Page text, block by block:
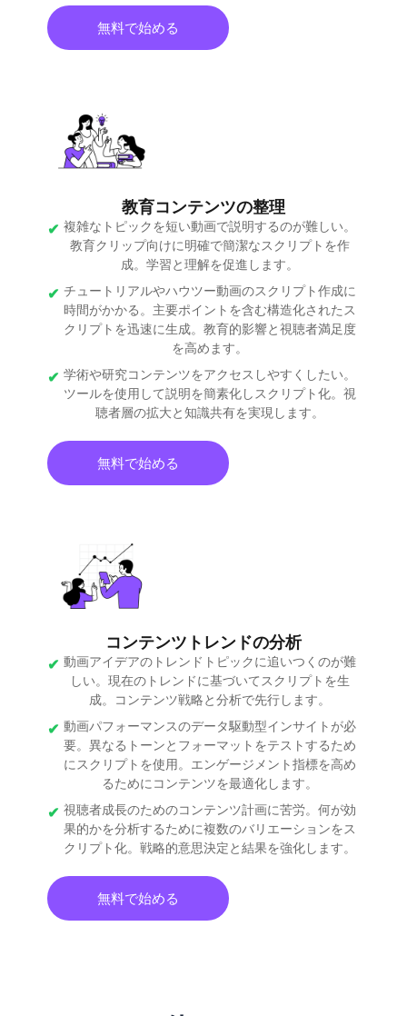
無料で始める
教育コンテンツの整理
複雑なトピックを短い動画で説明するのが難しい。
教育クリップ向けに明確で簡潔なスクリプトを作
成。学習と理解を促進します。
チュートリアルやハウツー動画のスクリプト作成に
時間がかかる。主要ポイントを含む構造化されたス
クリプトを迅速に生成。教育的影響と視聴者満足度
を高めます。
学術や研究コンテンツをアクセスしやすくしたい。
ツールを使用して説明を簡素化しスクリプト化。視
聴者層の拡大と知識共有を実現します。
無料で始める
コンテンツトレンドの分析
動画アイデアのトレンドトピックに追いつくのが難
しい。現在のトレンドに基づいてスクリプトを生
成。コンテンツ戦略と分析で先行します。
動画パフォーマンスのデータ駆動型インサイトが必
要。異なるトーンとフォーマットをテストするため
にスクリプトを使用。エンゲージメント指標を高め
るためにコンテンツを最適化します。
視聴者成長のためのコンテンツ計画に苦労。何が効
果的かを分析するために複数のバリエーションをス
クリプト化。戦略的意思決定と結果を強化します。
無料で始める